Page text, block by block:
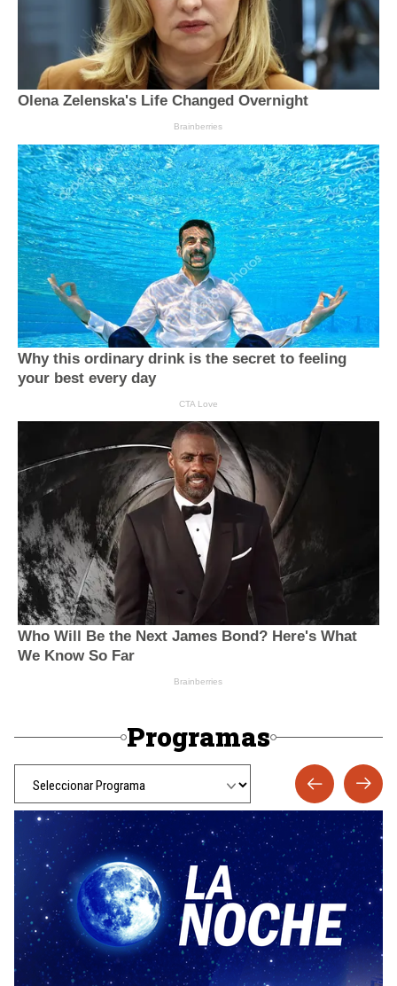
Programas